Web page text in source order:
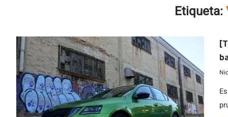
Etiqueta: